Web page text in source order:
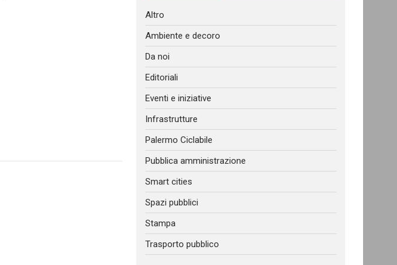
Altro
Ambiente e decoro
Da noi
Editoriali
Eventi e iniziative
Infrastrutture
Palermo Ciclabile
Pubblica amministrazione
Smart cities
Spazi pubblici
Stampa
Trasporto pubblico